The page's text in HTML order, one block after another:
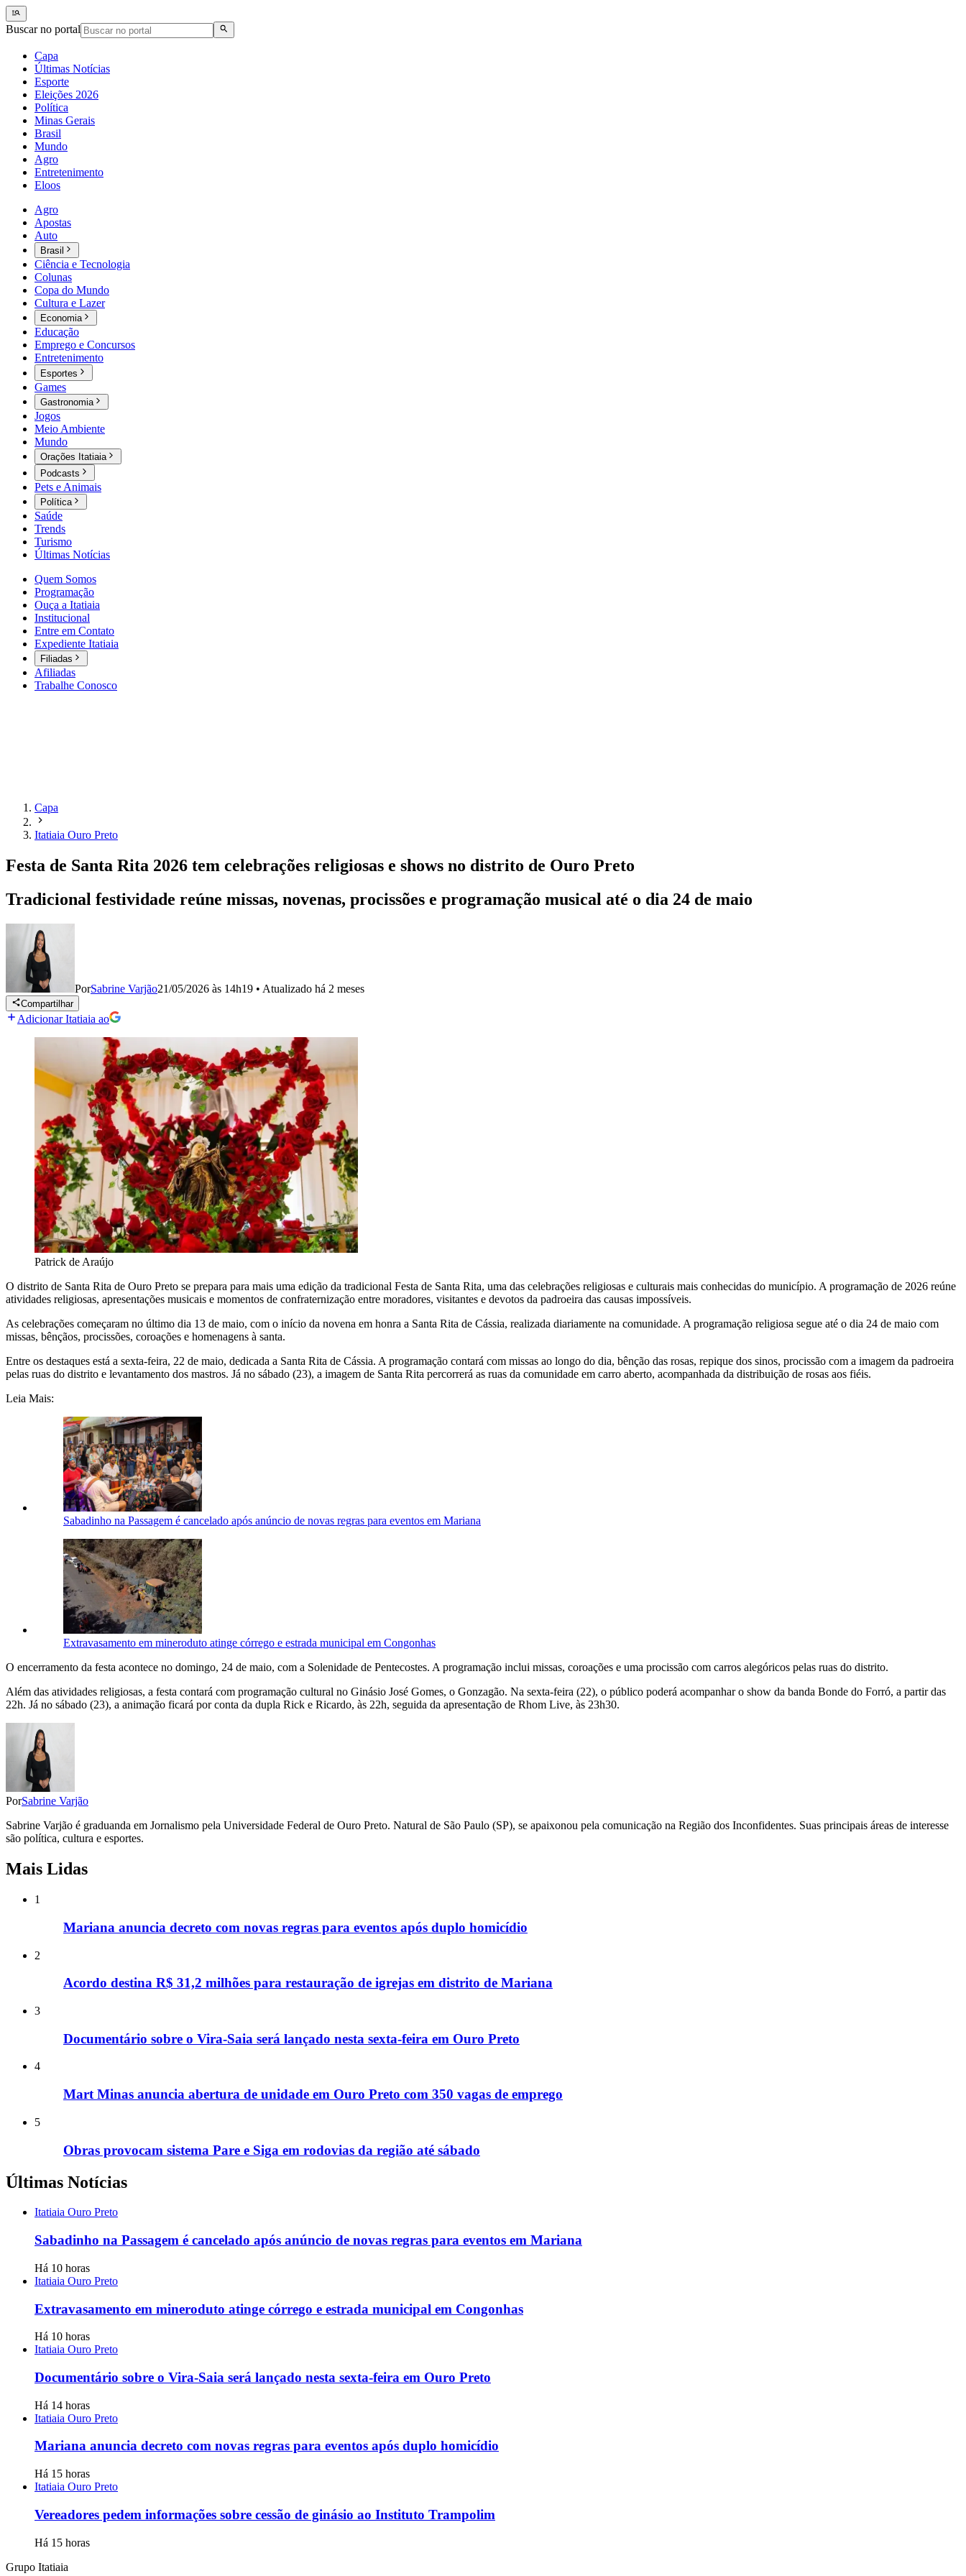
Buscar no portal
Capa
Últimas Notícias
Esporte
Eleições 2026
Política
Minas Gerais
Brasil
Mundo
Agro
Entretenimento
Eloos
Agro
Apostas
Auto
Brasil
Ciência e Tecnologia
Colunas
Copa do Mundo
Cultura e Lazer
Economia
Educação
Emprego e Concursos
Entretenimento
Esportes
Games
Gastronomia
Jogos
Meio Ambiente
Mundo
Orações Itatiaia
Podcasts
Pets e Animais
Política
Saúde
Trends
Turismo
Últimas Notícias
Quem Somos
Programação
Ouça a Itatiaia
Institucional
Entre em Contato
Expediente Itatiaia
Filiadas
Afiliadas
Trabalhe Conosco
Capa
Itatiaia Ouro Preto
Festa de Santa Rita 2026 tem celebrações religiosas e shows no distrito de Ouro Preto
Tradicional festividade reúne missas, novenas, procissões e programação musical até o dia 24 de maio
PorSabrine Varjão21/05/2026 às 14h19 • Atualizado há 2 meses
Compartilhar
Adicionar Itatiaia ao
Patrick de Araújo
O distrito de Santa Rita de Ouro Preto se prepara para mais uma edição da tradicional Festa de Santa Rita, uma das celebrações religiosas e culturais mais conhecidas do município. A programação de 2026 reúne
atividades religiosas, apresentações musicais e momentos de confraternização entre moradores, visitantes e devotos da padroeira das causas impossíveis.
As celebrações começaram no último dia 13 de maio, com o início da novena em honra a Santa Rita de Cássia, realizada diariamente na comunidade. A programação religiosa segue até o dia 24 de maio com
missas, bênçãos, procissões, coroações e homenagens à santa.
Entre os destaques está a sexta-feira, 22 de maio, dedicada a Santa Rita de Cássia. A programação contará com missas ao longo do dia, bênção das rosas, repique dos sinos, procissão com a imagem da padroeira
pelas ruas do distrito e levantamento dos mastros. Já no sábado (23), a imagem de Santa Rita percorrerá as ruas da comunidade em carro aberto, acompanhada da distribuição de rosas aos fiéis.
Leia Mais:
Sabadinho na Passagem é cancelado após anúncio de novas regras para eventos em Mariana
Extravasamento em mineroduto atinge córrego e estrada municipal em Congonhas
O encerramento da festa acontece no domingo, 24 de maio, com a Solenidade de Pentecostes. A programação inclui missas, coroações e uma procissão com carros alegóricos pelas ruas do distrito.
Além das atividades religiosas, a festa contará com programação cultural no Ginásio José Gomes, o Gonzagão. Na sexta-feira (22), o público poderá acompanhar o show da banda Bonde do Forró, a partir das
22h. Já no sábado (23), a animação ficará por conta da dupla Rick e Ricardo, às 22h, seguida da apresentação de Rhom Live, às 23h30.
PorSabrine Varjão
Sabrine Varjão é graduanda em Jornalismo pela Universidade Federal de Ouro Preto. Natural de São Paulo (SP), se apaixonou pela comunicação na Região dos Inconfidentes. Suas principais áreas de interesse
são política, cultura e esportes.
Mais Lidas
1
Mariana anuncia decreto com novas regras para eventos após duplo homicídio
2
Acordo destina R$ 31,2 milhões para restauração de igrejas em distrito de Mariana
3
Documentário sobre o Vira-Saia será lançado nesta sexta-feira em Ouro Preto
4
Mart Minas anuncia abertura de unidade em Ouro Preto com 350 vagas de emprego
5
Obras provocam sistema Pare e Siga em rodovias da região até sábado
Últimas Notícias
Itatiaia Ouro Preto
Sabadinho na Passagem é cancelado após anúncio de novas regras para eventos em Mariana
Há 10 horas
Itatiaia Ouro Preto
Extravasamento em mineroduto atinge córrego e estrada municipal em Congonhas
Há 10 horas
Itatiaia Ouro Preto
Documentário sobre o Vira-Saia será lançado nesta sexta-feira em Ouro Preto
Há 14 horas
Itatiaia Ouro Preto
Mariana anuncia decreto com novas regras para eventos após duplo homicídio
Há 15 horas
Itatiaia Ouro Preto
Vereadores pedem informações sobre cessão de ginásio ao Instituto Trampolim
Há 15 horas
Grupo Itatiaia